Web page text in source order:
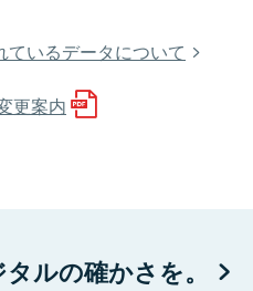
いるデータについて
更案内
ルの確かさを。